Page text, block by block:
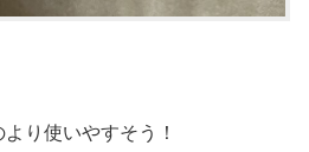
り使いやすそう！